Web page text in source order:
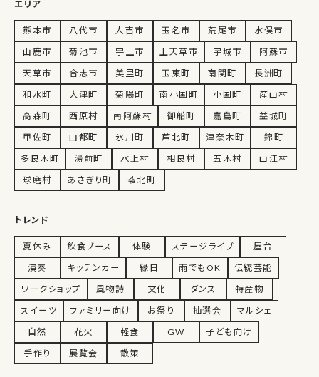
エリア
熊本市 八代市 人吉市 玉名市 荒尾市
水俣市
山鹿市
菊池市 宇土市 上天草市 宇城市
阿蘇市
天草市
合志市 美里町 玉東町 南関町
長洲町
和水町
大津町 菊陽町 南小国町 小国町
産山村
高森町
西原村 南阿蘇村 御船町 嘉島町
益城町
甲佐町
山都町 氷川町 芦北町 津奈木町
錦町
多良木町
湯前町 水上村 相良村 五木村
山江村
球磨村
あさぎり町 苓北町
トレンド
夏休み 飲食ブース 体験 ステージライブ
屋台
演奏
キッチンカー 縁日 雨でもOK
伝統芸能
ワークショップ
風物詩 文化 ダンス
特産物
スイーツ
ファミリー向け お祭り 抽選会
マルシェ
自然
花火 軽食 GW
子ども向け
手作り
展覧会 散策